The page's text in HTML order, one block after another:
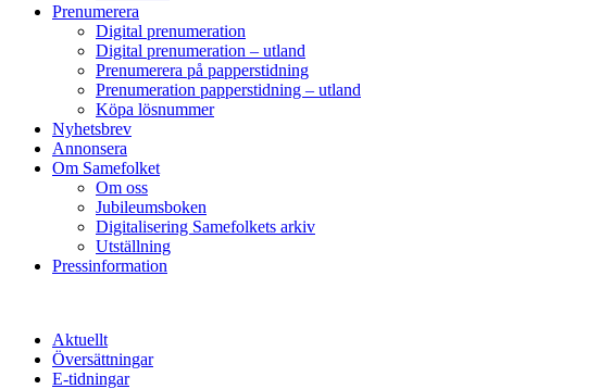
Prenumerera
Digital prenumeration
Digital prenumeration – utland
Prenumerera på papperstidning
Prenumeration papperstidning – utland
Köpa lösnummer
Nyhetsbrev
Annonsera
Om Samefolket
Om oss
Jubileumsboken
Digitalisering Samefolkets arkiv
Utställning
Pressinformation
Aktuellt
Översättningar
E-tidningar